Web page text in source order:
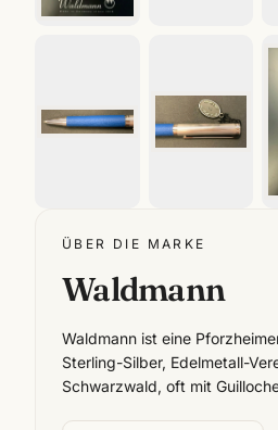
ÜBER DIE MARKE
Waldmann
Waldmann ist eine
Sterling-Silber, Edelmetall-
Schwarzwald, oft mit